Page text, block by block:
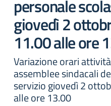
personale
giovedì 2
11.00 alle ore
Variazione orari
assemblee sindacali
servizio giovedì 2
alle ore 13.00